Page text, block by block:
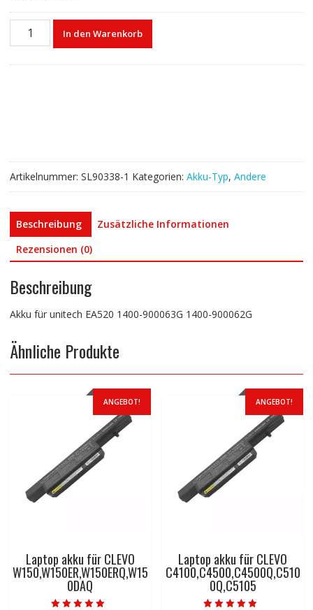
Akku
In den Warenkorb
Artikelnummer: SL90338-1 Kategorien: Akku-Typ, Andere
Beschreibung
Zusätzliche Informationen
Rezensionen (0)
Beschreibung
Akku für unitech EA520 1400-900063G 1400-900062G
Ähnliche Produkte
ANGEBOT!
Laptop akku für CLEVO
W150,W150ER,W150ERQ,W15
0DAQ
ANGEBOT!
Laptop akku für CLEVO
C4100,C4500,C4500Q,C510
0Q,C5105